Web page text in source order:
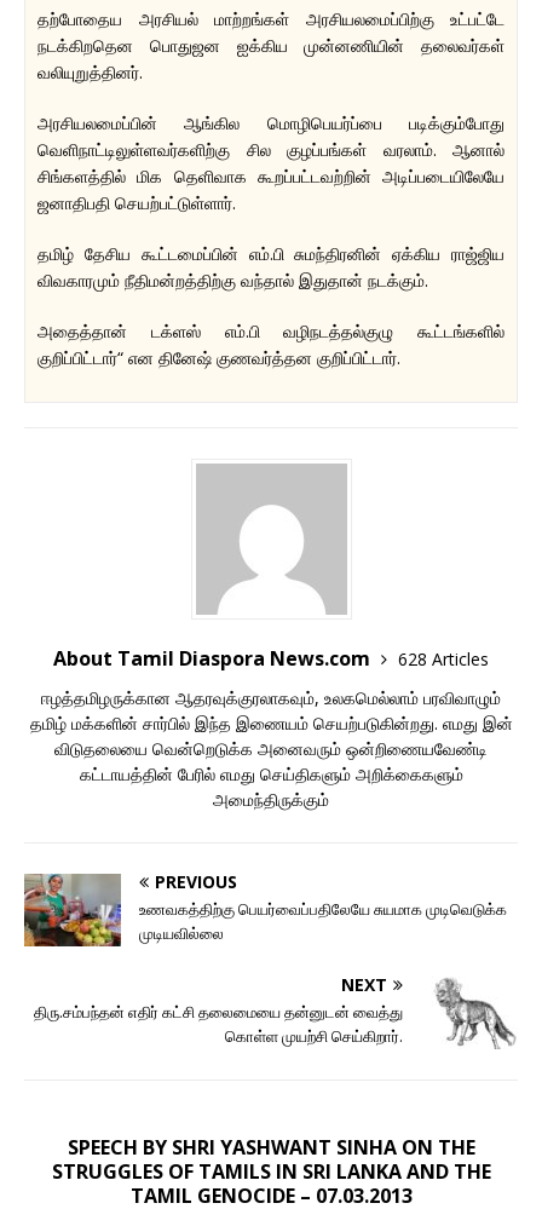
தற்போதைய அரசியல் மாற்றங்கள் அரசியலமைப்பிற்கு உட்பட்டே
நடக்கிறதென பொதுஜன ஐக்கிய முன்னணியின் தலைவர்கள்
வலியுறுத்தினர்.
அரசியலமைப்பின் ஆங்கில மொழிபெயர்ப்பை படிக்கும்போது
வெளிநாட்டிலுள்ளவர்களிற்கு சில குழப்பங்கள் வரலாம். ஆனால்
சிங்களத்தில் மிக தெளிவாக கூறப்பட்டவற்றின் அடிப்படையிலேயே
ஜனாதிபதி செயற்பட்டுள்ளார்.
தமிழ் தேசிய கூட்டமைப்பின் எம்.பி சுமந்திரனின் ஏக்கிய ராஜ்ஜிய
விவகாரமும் நீதிமன்றத்திற்கு வந்தால் இதுதான் நடக்கும்.
அதைத்தான் டக்ளஸ் எம்.பி வழிநடத்தல்குழு கூட்டங்களில்
குறிப்பிட்டார்“ என தினேஷ் குணவர்த்தன குறிப்பிட்டார்.
About Tamil Diaspora News.com
628 Articles
ஈழத்தமிழருக்கான ஆதரவுக்குரலாகவும், உலகமெல்லாம் பரவிவாழும்
தமிழ் மக்களின் சார்பில் இந்த இணையம் செயற்படுகின்றது. எமது இன்
விடுதலையை வென்றெடுக்க அனைவரும் ஒன்றிணையவேண்டி
கட்டாயத்தின் பேரில் எமது செய்திகளும் அறிக்கைகளும்
அமைந்திருக்கும்
PREVIOUS
உணவகத்திற்கு பெயர்வைப்பதிலேயே சுயமாக முடிவெடுக்க
முடியவில்லை
NEXT
திரு.சம்பந்தன் எதிர் கட்சி தலைமையை தன்னுடன் வைத்து
கொள்ள முயற்சி செய்கிறார்.
SPEECH BY SHRI YASHWANT SINHA ON THE
STRUGGLES OF TAMILS IN SRI LANKA AND THE
TAMIL GENOCIDE – 07.03.2013